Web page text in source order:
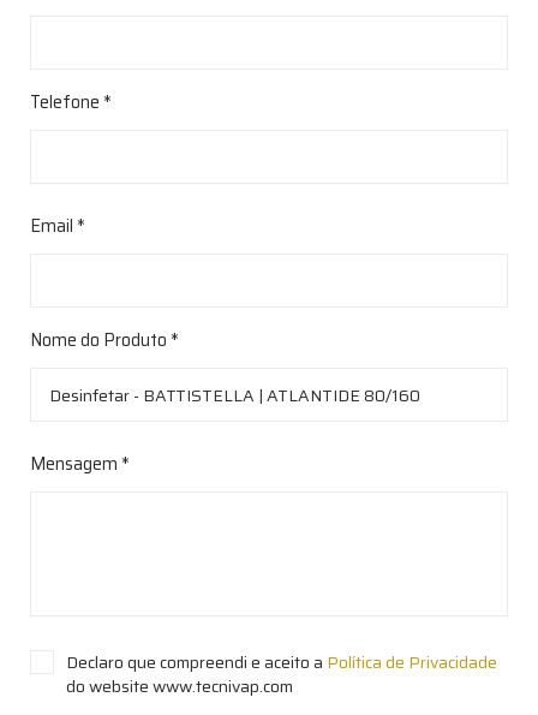
Telefone *
Email *
Nome do Produto *
Mensagem *
Declaro que compreendi e aceito a Política de Privacidade
do website www.tecnivap.com